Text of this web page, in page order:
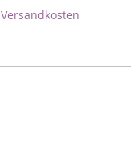
Versandkosten